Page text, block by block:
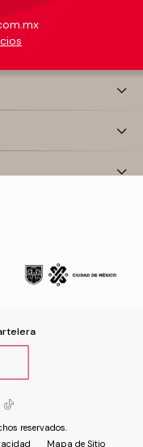
reservados.
Mapa de Sitio